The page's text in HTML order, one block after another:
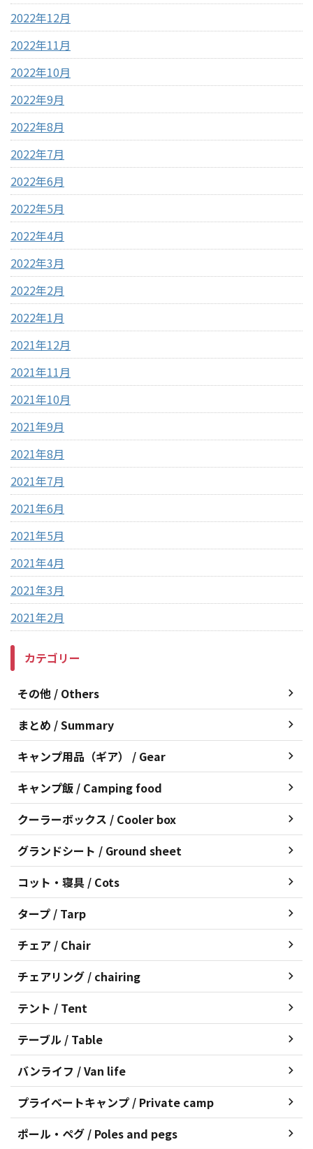
2022年12月
2022年11月
2022年10月
2022年9月
2022年8月
2022年7月
2022年6月
2022年5月
2022年4月
2022年3月
2022年2月
2022年1月
2021年12月
2021年11月
2021年10月
2021年9月
2021年8月
2021年7月
2021年6月
2021年5月
2021年4月
2021年3月
2021年2月
カテゴリー
その他 / Others
まとめ / Summary
キャンプ用品（ギア） / Gear
キャンプ飯 / Camping food
クーラーボックス / Cooler box
グランドシート / Ground sheet
コット・寝具 / Cots
タープ / Tarp
チェア / Chair
チェアリング / chairing
テント / Tent
テーブル / Table
バンライフ / Van life
プライベートキャンプ / Private camp
ポール・ペグ / Poles and pegs